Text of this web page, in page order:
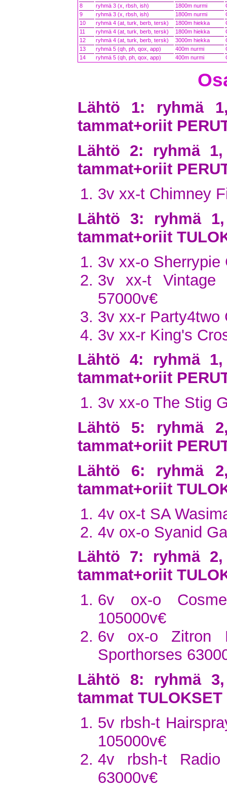
8 ryhmä 3 (x, rbsh, ish) 1800m nurmi
9
ryhmä 3 (x, rbsh, ish) 1800m nurmi
10
ryhmä 4 (at, turk, berb, tersk) 1800m hiekka
11
ryhmä 4 (at, turk, berb, tersk) 1800m hiekka
12
ryhmä 4 (at, turk, berb, tersk) 3000m hiekka
13
ryhmä 5 (qh, ph, qox, app) 400m nurmi
14
ryhmä 5 (qh, ph, qox, app) 400m nurmi
Lähtö 1: ryhmä
tammat+oriit
Lähtö 2: ryhmä
tammat+oriit
3v xx-t Chimney
Lähtö 3: ryhmä
tammat+oriit
3v xx-o Sherrypie
3v xx-t Vintage
57000v€
3v xx-r Party4two
3v xx-r King's
Lähtö 4: ryhmä
tammat+oriit
3v xx-o The Stig
Lähtö 5: ryhmä
tammat+oriit
Lähtö 6: ryhmä
tammat+oriit
4v ox-t SA
4v ox-o Syanid
Lähtö 7: ryhmä
tammat+oriit
6v ox-o
105000v€
6v ox-o Zitron
Sporthorses
Lähtö 8: ryhmä
tammat TULOKSET
5v rbsh-t
105000v€
4v rbsh-t
63000v€